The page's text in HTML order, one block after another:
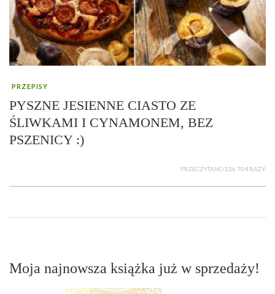
PRZEPISY
PYSZNE JESIENNE CIASTO ZE
ŚLIWKAMI I CYNAMONEM, BEZ
PSZENICY :)
PRZECZYTANO 226 704 RAZY
Moja najnowsza książka już w sprzedaży!